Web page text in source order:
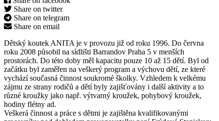
Share on twitter
Share on telegram
Share on email
Dětský koutek ANITA je v provozu již od roku 1996. Do června
roku 2008 působil na sídlišti Barrandov Praha 5 v menších
prostorách. Do této doby měl kapacitu pouze 10 až 15 dětí. Byl od
začátku byl zaměřen na veškerý program a výchovu dětí, ze které
vychází současná činnost soukromé školky. Vzhledem k velkému
zájmu ze strany rodičů a dětí byly zajišťovány i další aktivity a to
různé kroužky jako např. výtvarný kroužek, pohybový kroužek,
hodiny flétny ad.
Veškerá činnost a práce s dětmi je zajištěna kvalifikovanými